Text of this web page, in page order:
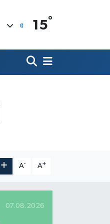
15°
A- A+
07.08.2026